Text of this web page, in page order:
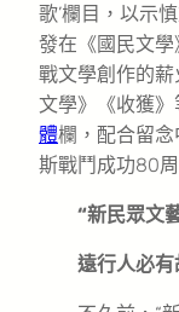
歌’欄目，以示
發在《國民文學
戰文學創作的
文學》《收獲
體欄，配合留念
斯戰鬥成功80周
“新民眾文
遠行人必有